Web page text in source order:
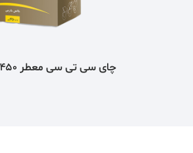
چای سی تی سی معطر 450 گرمی بلوط